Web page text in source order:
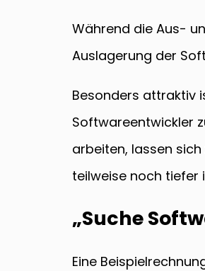
Während die Aus-
Auslagerung der
Besonders attraktiv
Softwareentwickler
arbeiten, lassen
teilweise noch tiefer
„Suche
Eine